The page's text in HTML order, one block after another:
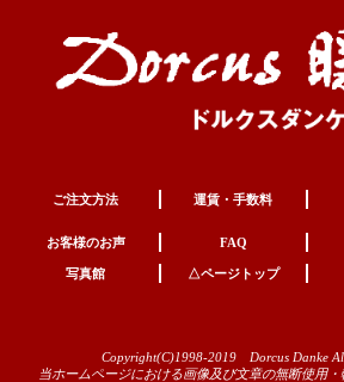
ご注文方法 運賃・手数料
お客様のお声 FAQ
写真館 △ページトップ
Copyright(C)1998-2019 Dorcus Danke All
当ホームページにおける画像及び文章の無断使用